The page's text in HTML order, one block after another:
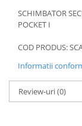
SCHIMBATOR
POCKET I
COD PRODUS:
Informatii
Review-uri(0)